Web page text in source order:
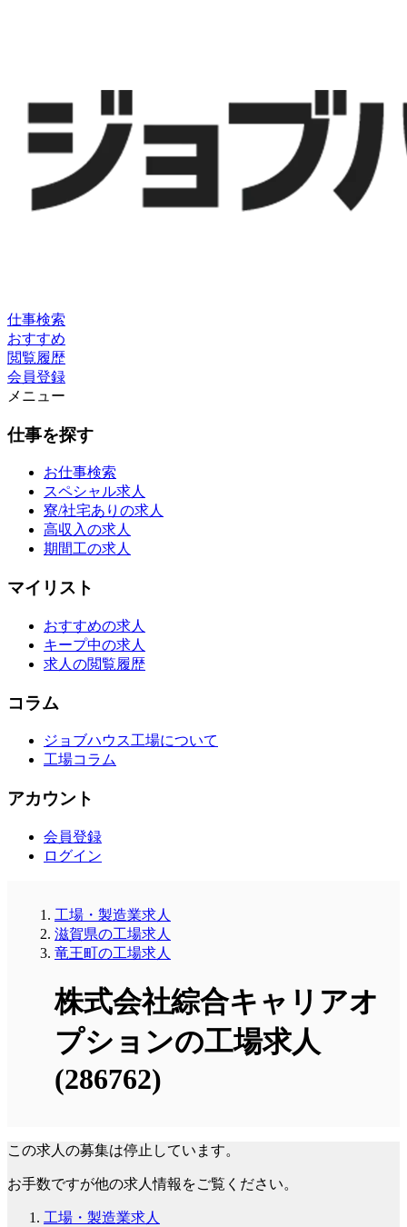
仕事検索
おすすめ
閲覧履歴
会員登録
メニュー
仕事を探す
お仕事検索
スペシャル求人
寮/社宅ありの求人
高収入の求人
期間工の求人
マイリスト
おすすめの求人
キープ中の求人
求人の閲覧履歴
コラム
ジョブハウス工場について
工場コラム
アカウント
会員登録
ログイン
工場・製造業求人
滋賀県の工場求人
竜王町の工場求人
株式会社綜合キャリアオ
プションの工場求人
(286762)
この求人の募集は停止しています。
お手数ですが他の求人情報をご覧ください。
工場・製造業求人